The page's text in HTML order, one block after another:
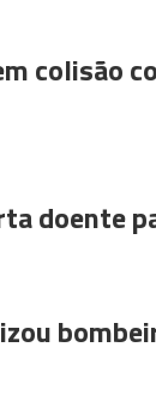
colisão
doente